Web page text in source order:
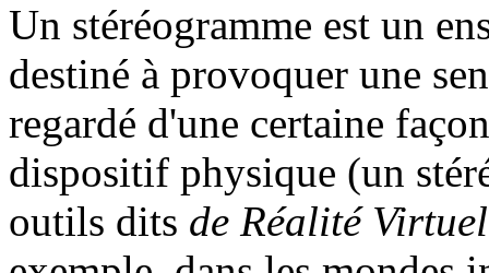
Un stéréogramme est un
destiné à provoquer une
regardé d'une certaine
dispositif physique (un
outils dits de Réalité